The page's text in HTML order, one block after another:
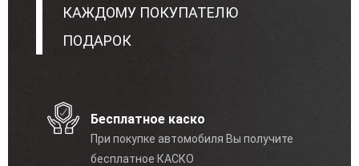
КАЖДОМУ ПОКУПАТЕЛЮ
ПОДАРОК
Бесплатное каско
При покупке автомобиля Вы получите
бесплатное КАСКО